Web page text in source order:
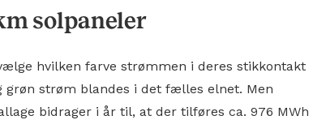
solpaneler
hvilken farve strømmen i deres stikkontakt
grøn strøm blandes i det fælles elnet. Men
bidrager i år til, at der tilføres ca. 976 MWh